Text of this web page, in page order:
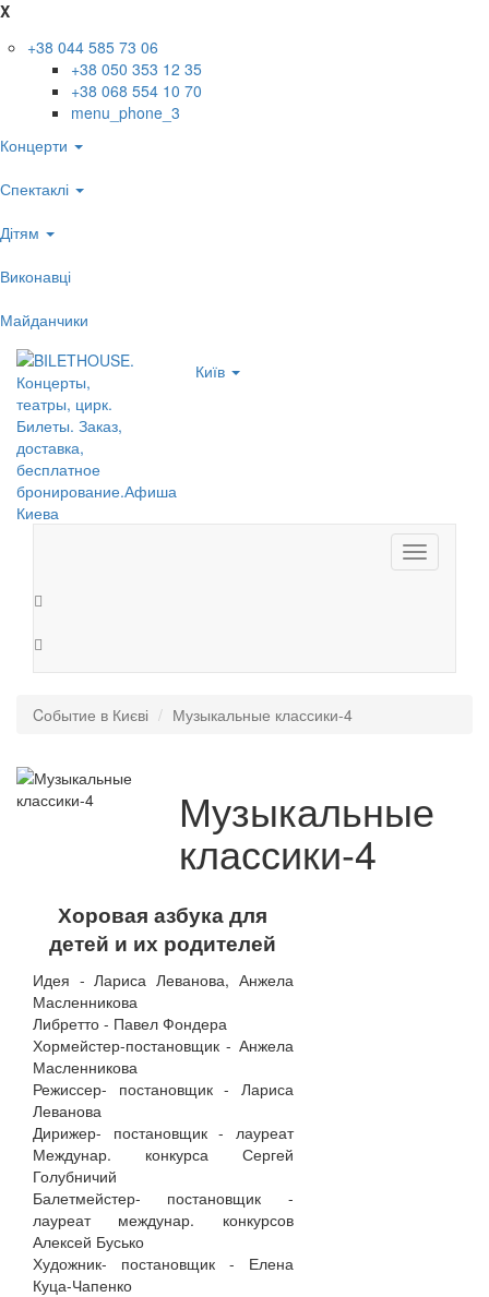
X
+38 044 585 73 06
+38 050 353 12 35
+38 068 554 10 70
menu_phone_3
Концерти
Спектаклі
Дітям
Виконавці
Майданчики
Київ
Toggle
navigation
Cобытие в Києві Музыкальные классики-4
Музыкальные
классики-4
Хоровая азбука для
детей и их родителей
Идея - Лариса Леванова, Анжела
Масленникова
Либретто - Павел Фондера
Хормейстер-постановщик - Анжела
Масленникова
Режиссер- постановщик - Лариса
Леванова
Дирижер- постановщик - лауреат
Междунар. конкурса Сергей
Голубничий
Балетмейстер- постановщик -
лауреат междунар. конкурсов
Алексей Бусько
Художник- постановщик - Елена
Куца-Чапенко